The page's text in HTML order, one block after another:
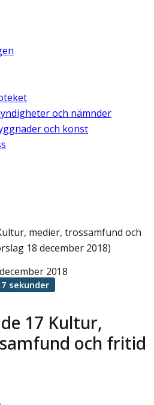
och nämnder
och konst
medier, trossamfund och
18 december 2018)
17 Kultur,
och fritid
2018
sekunder